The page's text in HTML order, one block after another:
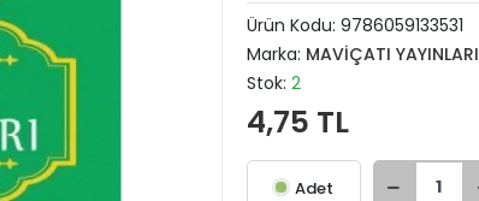
Ürün Kodu: 9786059133531
Marka: MAVİÇATI YAYINLARI
Stok: 2
4,75 TL
Adet